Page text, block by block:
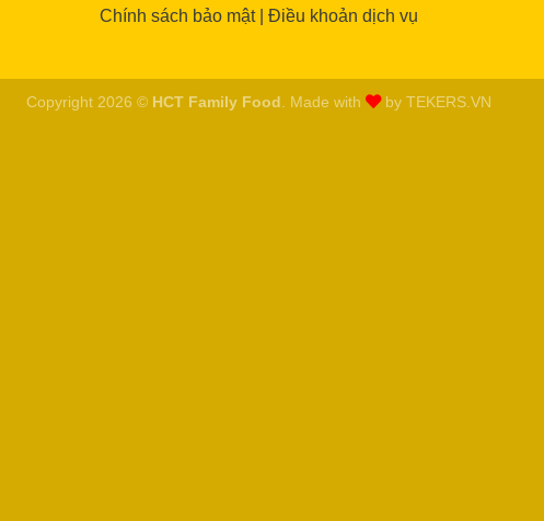
Chính sách bảo mật| Điều khoản dịch vụ
Copyright 2026 © HCT Family Food . Made with by TEKERS.VN